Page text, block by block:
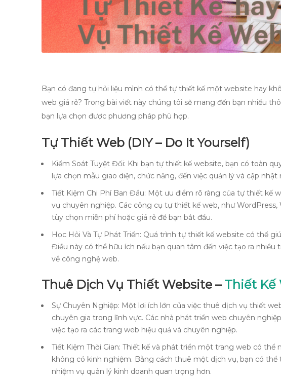
Bạn có đang tự hỏi liệu mình có thể tự thiết kế một website hay
web giá rẻ? Trong bài viết này chúng tôi sẽ mang đến bạn nhiều
bạn lựa chọn được phương pháp phù hợp.
Tự Thiết Web (DIY – Do It Yourself)
Kiểm Soát Tuyệt Đối: Khi bạn tự thiết kế website, bạn có toàn
lựa chọn mẫu giao diện, chức năng, đến việc quản lý và cập
Tiết Kiệm Chi Phí Ban Đầu: Một ưu điểm rõ ràng của tự thiết kế
vụ chuyên nghiệp. Các công cụ tự thiết kế web, như
tùy chọn miễn phí hoặc giá rẻ để bạn bắt đầu.
Học Hỏi Và Tự Phát Triển: Quá trình tự thiết kế website có thể
Điều này có thể hữu ích nếu bạn quan tâm đến việc tạo ra
về công nghệ web.
Thuê Dịch Vụ Thiết Website – Thiết Kế
Sự Chuyên Nghiệp: Một lợi ích lớn của việc thuê dịch vụ thiết
chuyên gia trong lĩnh vực. Các nhà phát triển web chuyên
việc tạo ra các trang web hiệu quả và chuyên nghiệp.
Tiết Kiệm Thời Gian: Thiết kế và phát triển một trang web có thể
không có kinh nghiệm. Bằng cách thuê một dịch vụ, bạn có
nhiệm vụ quản lý kinh doanh quan trọng hơn.